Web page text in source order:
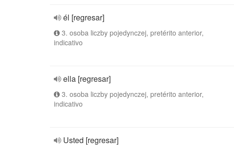
él [regresar]
3. osoba liczby pojedynczej, pretérito anterior,
indicativo
ella [regresar]
3. osoba liczby pojedynczej, pretérito anterior,
indicativo
Usted [regresar]